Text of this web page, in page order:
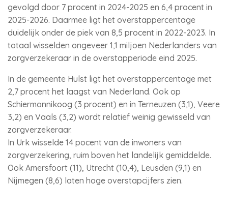
gevolgd door 7 procent in 2024-2025 en 6,4 procent in
2025-2026. Daarmee ligt het overstappercentage
duidelijk onder de piek van 8,5 procent in 2022-2023. In
totaal wisselden ongeveer 1,1 miljoen Nederlanders van
zorgverzekeraar in de overstapperiode eind 2025.
In de gemeente Hulst ligt het overstappercentage met
2,7 procent het laagst van Nederland. Ook op
Schiermonnikoog (3 procent) en in Terneuzen (3,1), Veere
3,2) en Vaals (3,2) wordt relatief weinig gewisseld van
zorgverzekeraar.
In Urk wisselde 14 pocent van de inwoners van
zorgverzekering, ruim boven het landelijk gemiddelde.
Ook Amersfoort (11), Utrecht (10,4), Leusden (9,1) en
Nijmegen (8,6) laten hoge overstapcijfers zien.